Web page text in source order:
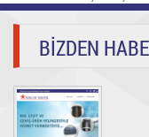
BİZDEN